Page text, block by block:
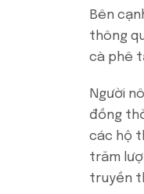
Bên
thông
cà phê
Người
đồng
các hộ
trăm
truyền